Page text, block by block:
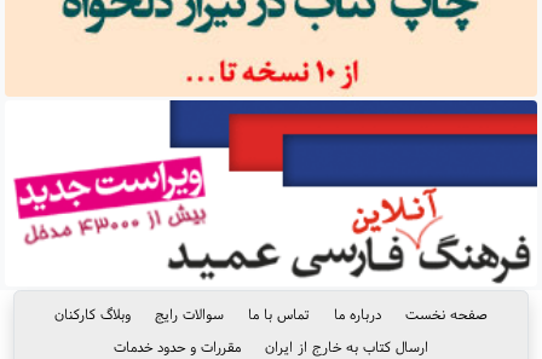
صفحه نخست درباره ما تماس با ما سوالات رایج
وبلاگ کارکنان
ارسال کتاب به خارج از ایران
مقررات و حدود خدمات